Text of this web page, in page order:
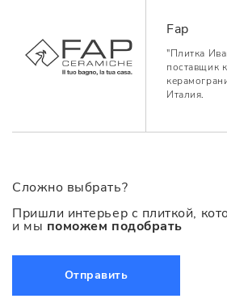
Fap
"Плитка
поставщик
Италия.
Сложно выбрать?
Пришли интерьер с плиткой,
и мы поможем подобрать
Отправить